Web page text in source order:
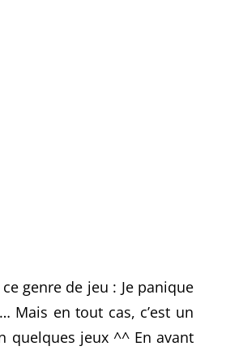
genre de jeu : Je panique
Mais en tout cas, c’est un
quelques jeux ^^ En avant